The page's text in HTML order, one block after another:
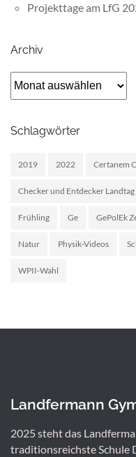
Projekttage am LfG
Archiv
Archiv
Schlagwörter
2019 2022 Certanem
Checker und Entdecker Landtag
Frühling Ge GePolEk
Natur Physik-Videos
WPII-Wahl
Landfermann
2025 steht das
traditionsreichste Schule